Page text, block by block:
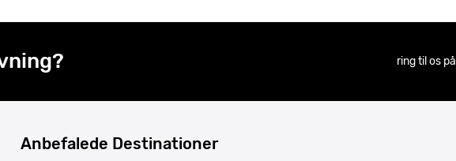
ring til os på
Anbefalede Destinationer